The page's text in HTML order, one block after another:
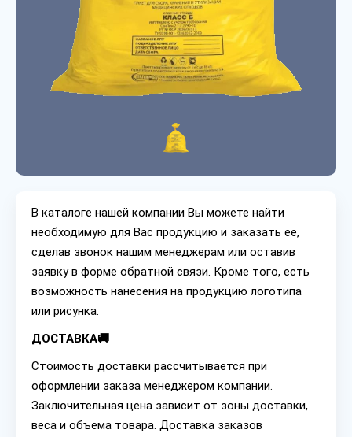
В каталоге нашей компании Вы можете найти
необходимую для Вас продукцию и заказать ее,
сделав звонок нашим менеджерам или оставив
заявку в форме обратной связи. Кроме того, есть
возможность нанесения на продукцию логотипа
или рисунка.
ДОСТАВКА🚚
Стоимость доставки рассчитывается при
оформлении заказа менеджером компании.
Заключительная цена зависит от зоны доставки,
веса и объема товара. Доставка заказов